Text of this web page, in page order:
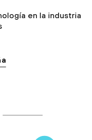
en la industria